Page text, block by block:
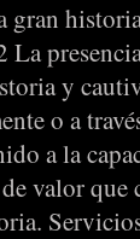
gran
La
y
o a
a la
valor